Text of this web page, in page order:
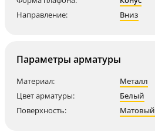
Направление:
Вниз
Параметры арматуры
Материал:
Металл
Цвет арматуры:
Белый
Поверхность:
Матовый